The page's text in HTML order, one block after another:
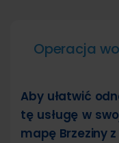
Operacja
Aby ułatwić
tę usługę w
mapę Brzeziny